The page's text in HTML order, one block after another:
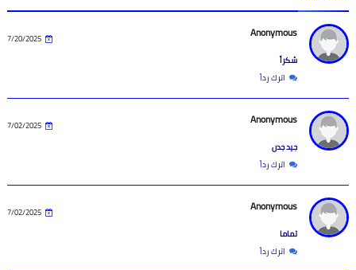
Anonymous
7/20/2025
شكراً
اترك رداً
Anonymous
7/02/2025
جيد جدن
اترك رداً
Anonymous
7/02/2025
تماما
اترك رداً